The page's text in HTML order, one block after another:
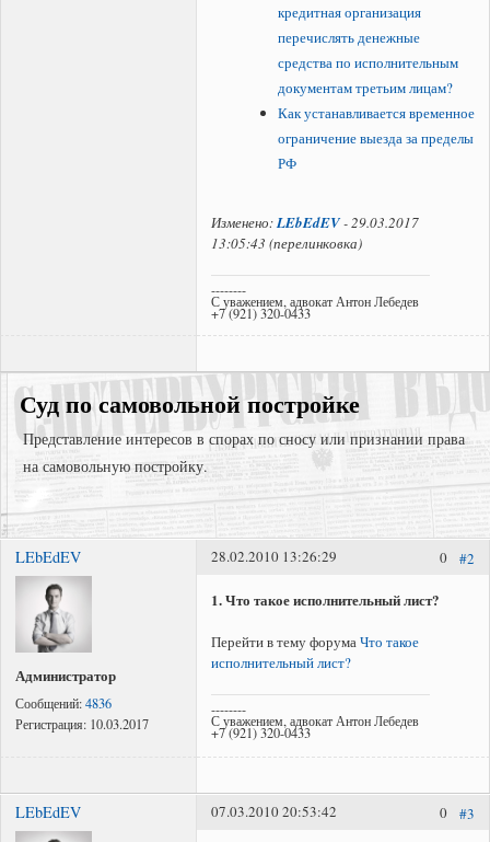
кредитная организация
перечислять денежные
средства по исполнительным
документам третьим лицам?
Как устанавливается временное
ограничение выезда за пределы
РФ
Изменено:LEbEdEV- 29.03.2017
13:05:43 (перелинковка)
--------
С уважением, адвокат Антон Лебедев
+7 (921) 320-0433
Суд по самовольной постройке
Представление интересов в спорах по сносу или признании права
на самовольную постройку.
Представление интересов в судах общей юрисдикции;
Представление интересов в арбитражном суде;
Споры по самовольному стриотельству (самострой)
LEbEdEV
Администратор
Сообщений:4836
Регистрация: 10.03.2017
#2
0
28.02.2010 13:26:29
1. Что такое исполнительный лист?
Перейти в тему форума Что такое
исполнительный лист?
--------
С уважением, адвокат Антон Лебедев
+7 (921) 320-0433
LEbEdEV #3
0
07.03.2010 20:53:42